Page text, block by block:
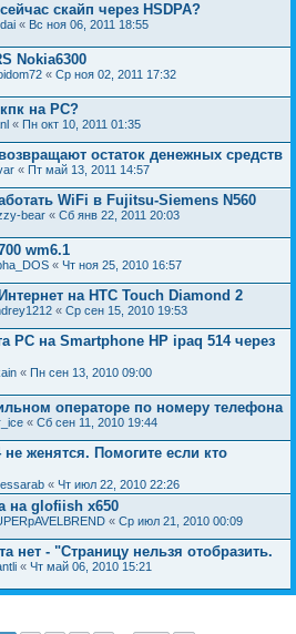
скайп через HSDPA?
« Вс ноя 06, 2011 18:55
Nokia6300
« Ср ноя 02, 2011 17:32
на PC?
« Пн окт 10, 2011 01:35
остаток денежных средств
« Пт май 13, 2011 14:57
WiFi в Fujitsu-Siemens N560
bear « Сб янв 22, 2011 20:03
wm6.1
« Чт ноя 25, 2010 16:57
на HTC Touch Diamond 2
« Ср сен 15, 2010 19:53
PC на Smartphone HP ipaq 514 через
« Пн сен 13, 2010 09:00
операторе по номеру телефона
« Сб сен 11, 2010 19:44
не женятся. Помогите если кто
« Чт июл 22, 2010 22:26
на glofiish x650
« Ср июл 21, 2010 00:09
нет - "Страницу нельзя отобразить.
« Чт май 06, 2010 15:21